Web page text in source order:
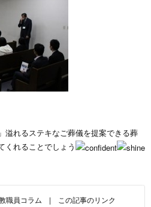
溢れるステキなご葬儀を提案できる葬
くれることでしょう
職員コラム | この記事のリンク